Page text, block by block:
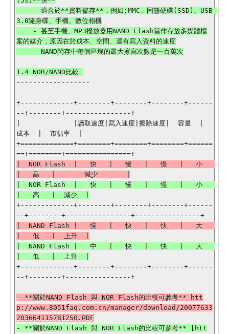
3.0隨身碟、手機、數位相機
案的媒介，原因在於成本、空間、還有寫入資料的速度
------------------
+-------------+--------+--------+--------+------
--+--------+----------------+
|             |讀取速度|寫入速度|擦除速度|  容量  |
成本  |  市佔率  |
+=============+========+========+========+======
|  NOR Flash  |   快   |   慢   |   慢   |   小
|  NOR Flash  |   快   |   慢   |   慢   |   小
+-------------+--------+--------+--------+------
|  NAND Flash |   慢   |   快   |   快   |   大
|  NAND Flash |   中   |   快   |   快   |   大
+-------------+--------+--------+--------+------
--+--------+----------------+
- **關於NAND Flash 與 NOR Flash的比較可參考** htt
p://www.8051faq.com.cn/manager/download/20077633
- **關於NAND Flash 與 NOR Flash的比較可參考** [htt